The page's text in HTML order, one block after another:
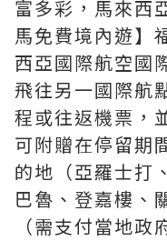
富多彩，馬來西
馬免費境內遊】
西亞國際航空國
飛往另一國際航
程或往返機票，
可附贈在停留期
的地（亞羅士打
巴魯、登嘉樓、
（需支付當地政